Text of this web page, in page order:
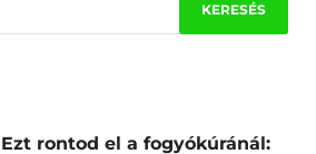
Ezt rontod el a fogyókúránál: